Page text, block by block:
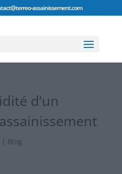
assainissement.com
d’un
| Blog